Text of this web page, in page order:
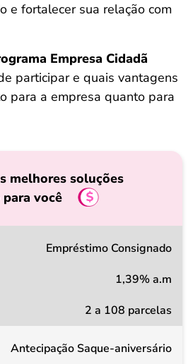
e fortalecer sua relação com
Empresa Cidadã
participar e quais vantagens
para a empresa quanto para
melhores soluções
você
Empréstimo Consignado
1,39% a.m
2 a 108 parcelas
Antecipação Saque-aniversário